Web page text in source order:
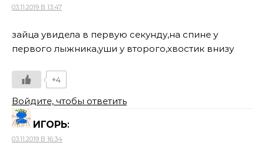
03.11.2019 В 13:47
зайца увидела в первую секунду,на спине у
первого лыжника,уши у второго,хвостик внизу
+4
Войдите, чтобы ответить
ИГОРЬ:
03.11.2019 В 16:34